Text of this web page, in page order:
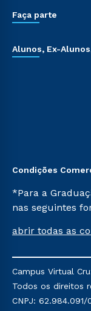
Faça parte
Alunos, Ex-
Condições
*Para a
nas seguintes
Já para as
mencionadas
Religioso,
do Ensino de
abrir todas as
Campus Virtual
Todos os direitos
CNPJ: 62.984.091/